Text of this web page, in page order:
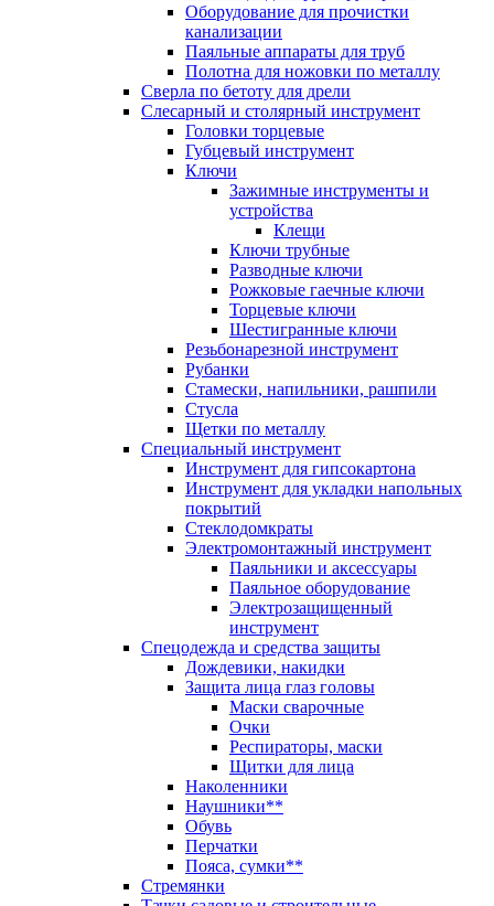
Оборудование для прочистки
канализации
Паяльные аппараты для труб
Полотна для ножовки по металлу
Сверла по бетоту для дрели
Слесарный и столярный инструмент
Головки торцевые
Губцевый инструмент
Ключи
Зажимные инструменты и
устройства
Клещи
Ключи трубные
Разводные ключи
Рожковые гаечные ключи
Торцевые ключи
Шестигранные ключи
Резьбонарезной инструмент
Рубанки
Стамески, напильники, рашпили
Стусла
Щетки по металлу
Специальный инструмент
Инструмент для гипсокартона
Инструмент для укладки напольных
покрытий
Стеклодомкраты
Электромонтажный инструмент
Паяльники и аксессуары
Паяльное оборудование
Электрозащищенный
инструмент
Спецодежда и средства защиты
Дождевики, накидки
Защита лица глаз головы
Маски сварочные
Очки
Респираторы, маски
Щитки для лица
Наколенники
Наушники**
Обувь
Перчатки
Пояса, сумки**
Стремянки